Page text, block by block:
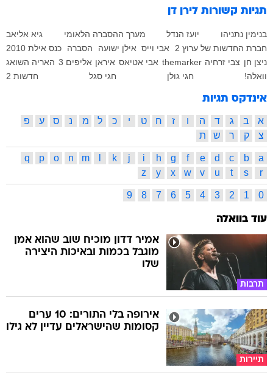
תגיות קשורות לירן דן
בנימין נתניהו יועז הנדל מערך ההסברה הלאומי
גיא אליאב
חברת החדשות של ערוץ 2
אבי וייס אילן ישועה הסברה
כנס אילת 2010
ניצן חן צבי זרחיה themarker אבי אטיאס איראן אליפים 3
האריה השואג
וואלה!
חגי גולן חגי סגל חדשות 2
אינדקס תגיות
א ב ג ד ה ו ז ח ט י כ ל מ נ ס ע
פ
צ
ק ר ש ת
a
b
c
d
e
f
g
h
i
j
k
m
n
o
p
q
r
s
t
u
v
w
x
y
z
0
1
2
3
4
5
6
7
8
9
עוד בוואלה
תרבות
אמיר דדון מוכיח שוב שהוא אמן
מוגבל בכמות ובאיכות היצירה
שלו
תיירות
אירופה בלי התורים: 10 ערים
קסומות שהישראלים עדיין לא גילו